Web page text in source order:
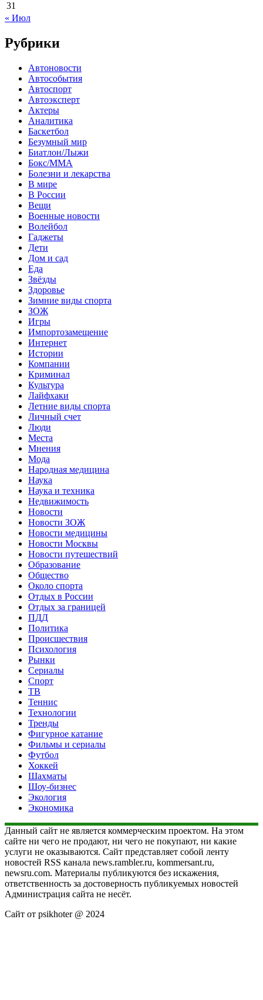
31
« Июл
Рубрики
Автоновости
Автособытия
Автоспорт
Автоэксперт
Актеры
Аналитика
Баскетбол
Безумный мир
Биатлон/Лыжи
Бокс/MMA
Болезни и лекарства
В мире
В России
Вещи
Военные новости
Волейбол
Гаджеты
Дети
Дом и сад
Еда
Звёзды
Здоровье
Зимние виды спорта
ЗОЖ
Игры
Импортозамещение
Интернет
Истории
Компании
Криминал
Культура
Лайфхаки
Летние виды спорта
Личный счет
Люди
Места
Мнения
Мода
Народная медицина
Наука
Наука и техника
Недвижимость
Новости
Новости ЗОЖ
Новости медицины
Новости Москвы
Новости путешествий
Образование
Общество
Около спорта
Отдых в России
Отдых за границей
ПДД
Политика
Происшествия
Психология
Рынки
Сериалы
Спорт
ТВ
Теннис
Технологии
Тренды
Фигурное катание
Фильмы и сериалы
Футбол
Хоккей
Шахматы
Шоу-бизнес
Экология
Экономика
Данный сайт не является коммерческим проектом. На этом
сайте ни чего не продают, ни чего не покупают, ни какие
услуги не оказываются. Сайт представляет собой ленту
новостей RSS канала news.rambler.ru, kommersant.ru,
newsru.com. Материалы публикуются без искажения,
ответственность за достоверность публикуемых новостей
Администрация сайта не несёт.
Сайт от psikhoter @ 2024